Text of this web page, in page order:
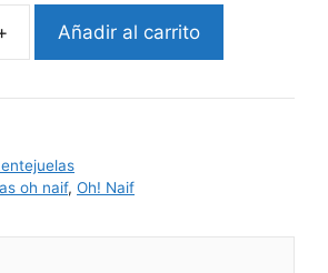
Añadir al carrito
oh naif, Oh! Naif